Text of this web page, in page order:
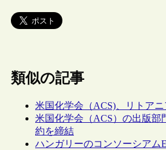
類似の記事
米国化学会（ACS)、リトア
米国化学会（ACS）の出版部
約を締結
ハンガリーのコンソーシアム